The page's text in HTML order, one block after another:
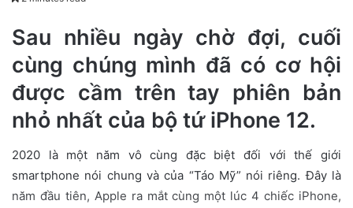
d
a
n
e
a
l
Sau nhiều ngày chờ đợi, cuối
cùng chúng mình đã có cơ hội
được cầm trên tay phiên bản
nhỏ nhất của bộ tứ iPhone 12.
2020 là một năm vô cùng đặc biệt đối với thế giới
smartphone nói chung và của “Táo Mỹ” nói riêng. Đây là
năm đầu tiên, Apple ra mắt cùng một lúc 4 chiếc iPhone,